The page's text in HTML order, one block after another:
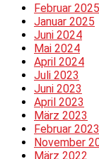
Februar 2025
Januar 2025
Juni 2024
Mai 2024
April 2024
Juli 2023
Juni 2023
April 2023
März 2023
Februar 2023
November
März 2022